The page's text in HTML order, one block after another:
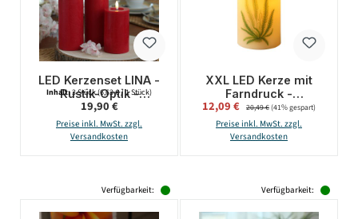
LED Kerzenset LINA -
Rustik-Optik -
Echtwachs - 3 Größen
- D: 7cm - Timer - rot -
3er Set
Inhalt:3 Stück(6,63 € / 1 Stück)
Regulärer Preis:
19,90 €
Preise inkl. MwSt. zzgl.
Versandkosten
XXL LED Kerze mit
Farndruck -
Echtwachs -
flackernde LED - H:
20cm - D: 12cm -
Verkaufspreis:
12,09 € Regulärer Preis:
20,49 €(41% gespart)
Preise inkl. MwSt. zzgl.
Versandkosten
Verfügbarkeit: Verfügbarkeit: